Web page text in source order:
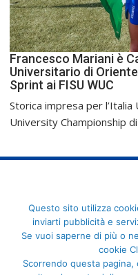
Francesco Mariani è
Universitario di
Sprint ai FISU WUC
Storica impresa per l’Italia
University Championship
FederCUSI: Federazione
Angelo Brofferio, 7 -
Questo sito utilizza
inviarti pubblicità e
Se vuoi saperne di più o
cookie
Scorrendo questa